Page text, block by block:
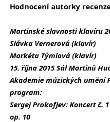
Hodnocení autorky
Martinské slavnosti klavíru
Slávka Vernerová (klavír)
Markéta Týmlová (klavír)
15. října 2015 Sál Martinů
Akademie múzických umění
program:
Sergej Prokofjev: Koncert č.
op. 10